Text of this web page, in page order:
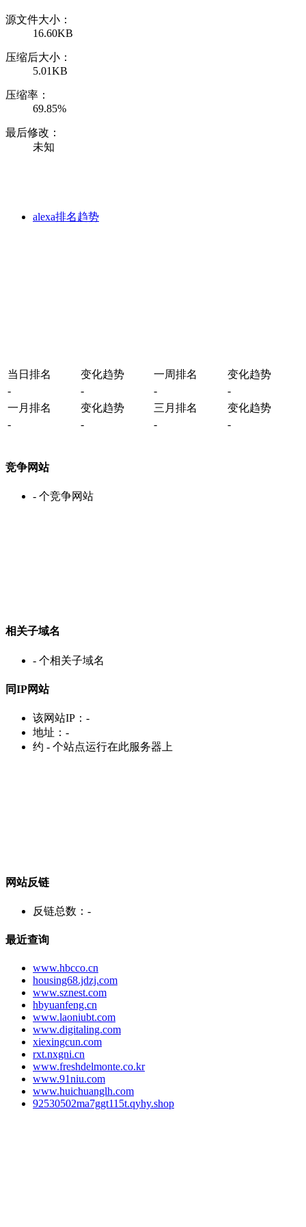
源文件大小：
16.60KB
压缩后大小：
5.01KB
压缩率：
69.85%
最后修改：
未知
alexa排名趋势
当日排名 变化趋势 一周排名
变化趋势
-
- -
-
一月排名
变化趋势 三月排名
变化趋势
-
- - -
竞争网站
- 个竞争网站
相关子域名
- 个相关子域名
同IP网站
该网站IP： -
地址： -
约 - 个站点运行在此服务器上
网站反链
反链总数： -
最近查询
www.hbcco.cn
housing68.jdzj.com
www.sznest.com
hbyuanfeng.cn
www.laoniubt.com
www.digitaling.com
xiexingcun.com
rxt.nxgni.cn
www.freshdelmonte.co.kr
www.91niu.com
www.huichuanglh.com
92530502ma7ggt115t.qyhy.shop